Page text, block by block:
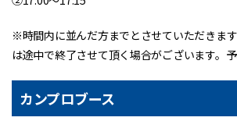
※時間内に並んだ方までとさせていただきま
は途中で終了させて頂く場合がございます。予
カンプロブース